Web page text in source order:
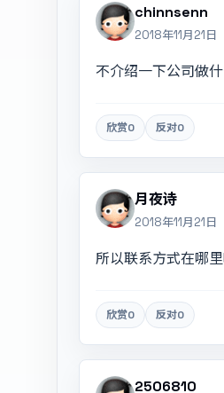
chinnsenn
2018年11月21日
不介绍一下公司做
欣赏0 反对0
月夜诗
2018年11月21日
所以联系方式在哪
欣赏0 反对0
2506810